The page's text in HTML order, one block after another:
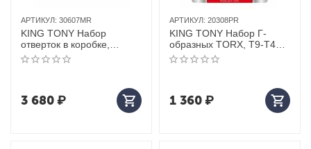
АРТИКУЛ: 30607MR
KING TONY Набор
отверток в коробке,
диэлектрические, 7
предметов
3 680₽
АРТИКУЛ: 20308PR
KING TONY Набор Г-
образных TORX, T9-T40,
складные, 8 предметов
1 360₽